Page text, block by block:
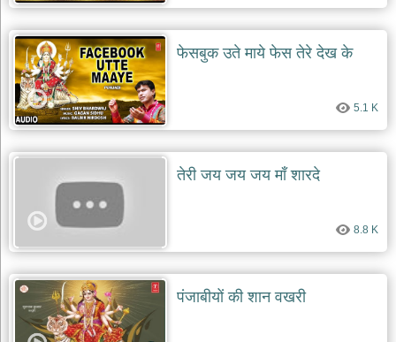
देश
भक्ति
भजन
patriotic
bhajans
खाटू
श्याम
रानी
सती
दादी
भजन
rani
sati
dadi
bhajans
फेसबुक उते माये फेस तेरे देख के
5.1 K
तेरी जय जय जय माँ शारदे
8.8 K
पंजाबीयों की शान वखरी